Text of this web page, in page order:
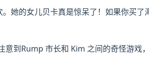
她的女儿贝卡真是惊呆了！如果你买
到Rump 市长和 Kim 之间的奇怪游戏